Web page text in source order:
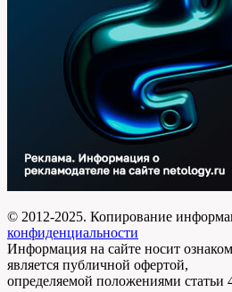
© 2012-2025. Копирование
конфиденциальности
Информация на сайте носит
является публичной офертой,
определяемой положениями статьи